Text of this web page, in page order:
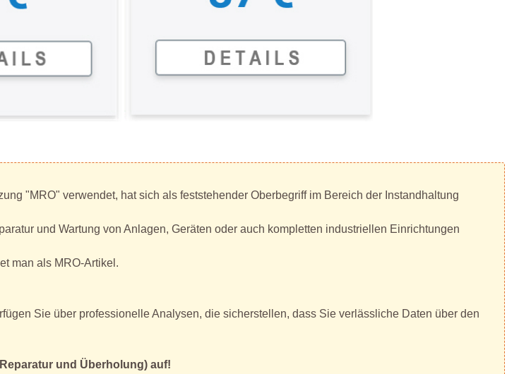
"MRO" verwendet, hat sich als feststehender Oberbegriff im Bereich der Instandhaltung
und Wartung von Anlagen, Geräten oder auch kompletten industriellen Einrichtungen
man als MRO-Artikel.
Sie über professionelle Analysen, die sicherstellen, dass Sie verlässliche Daten über den
und Überholung) auf!